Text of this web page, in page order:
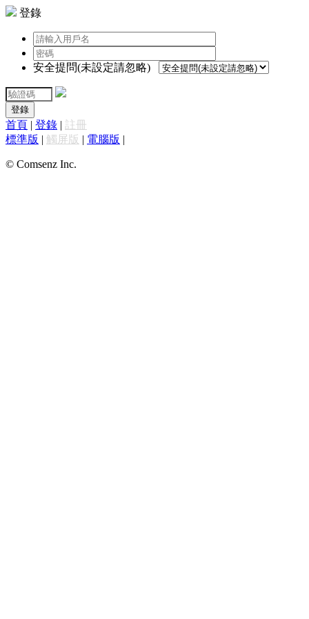
登錄
安全提問(未設定請忽略)
登錄
首頁 | 登錄 | 註冊
標準版 | 觸屏版 | 電腦版 |
© Comsenz Inc.